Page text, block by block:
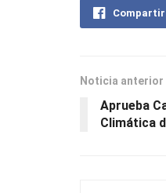
Compartir
Noticia anterior
Aprueba
Climática